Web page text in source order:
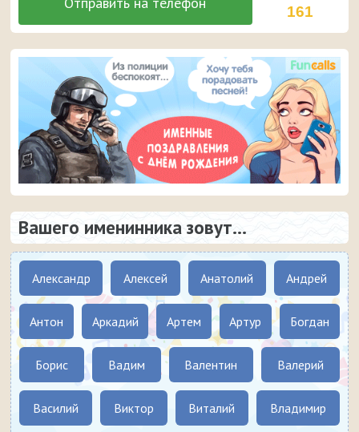
161
Вашего именинника зовут...
Александр Алексей Анатолий Андрей
Антон Аркадий Артем Артур Богдан
Борис Вадим Валентин Валерий
Василий Виктор Виталий Владимир